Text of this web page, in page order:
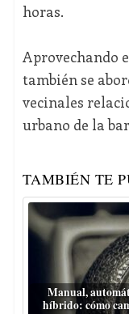
horas.
Aprovechando
también se
vecinales
urbano de la
TAMBIÉN TE
Manual,
híbrido: cómo